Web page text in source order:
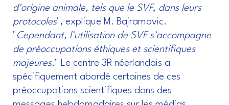
d'origine animale, tels que le SVF, dans leurs
protocoles", explique M. Bajramovic.
" Cependant, l'utilisation de SVF s'accompagne
de préoccupations éthiques et scientifiques
majeures." Le centre 3R néerlandais a
spécifiquement abordé certaines de ces
préoccupations scientifiques dans des